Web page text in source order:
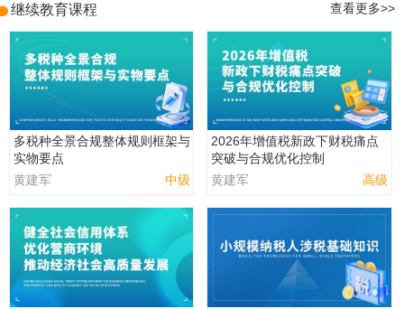
继续教育课程 查看更多>>
多税种全景合规整体规则框架与
实物要点
黄建军
中级
2026年增值税新政下财税痛点
突破与合规优化控制
黄建军
高级